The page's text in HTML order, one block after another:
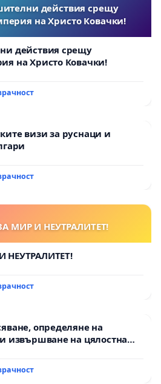
действия срещу
на Христо Ковачки!
действия срещу
на Христо Ковачки!
визи за руснаци и
МИР И НЕУТРАЛИТЕТ!
НЕУТРАЛИТЕТ!
определяне на
извършване на цялостна
път между